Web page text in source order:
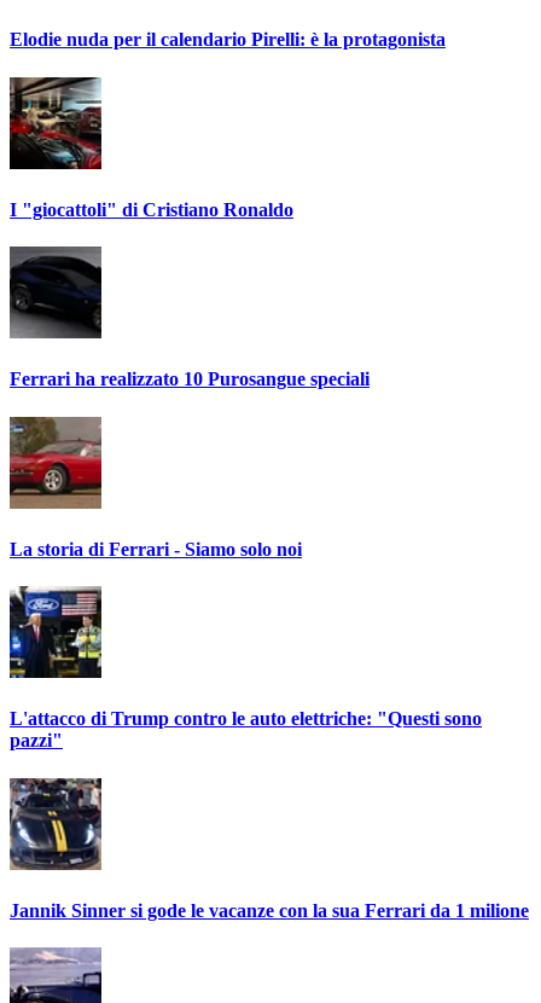
Elodie nuda per il calendario Pirelli: è la protagonista
I "giocattoli" di Cristiano Ronaldo
Ferrari ha realizzato 10 Purosangue speciali
La storia di Ferrari - Siamo solo noi
L'attacco di Trump contro le auto elettriche: "Questi sono
pazzi"
Jannik Sinner si gode le vacanze con la sua Ferrari da 1 milione